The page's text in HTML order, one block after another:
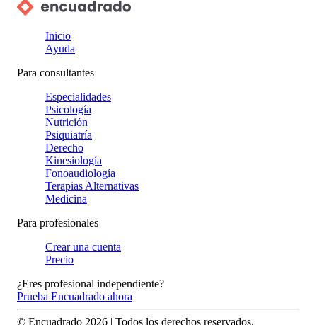
Inicio
Ayuda
Para consultantes
Especialidades
Psicología
Nutrición
Psiquiatría
Derecho
Kinesiología
Fonoaudiología
Terapias Alternativas
Medicina
Para profesionales
Crear una cuenta
Precio
¿Eres profesional independiente?
Prueba Encuadrado ahora
© Encuadrado 2026 | Todos los derechos reservados.